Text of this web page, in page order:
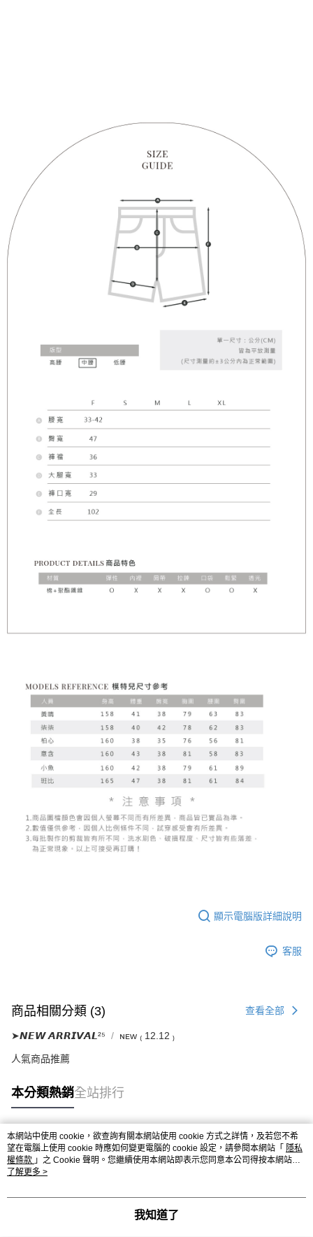
顯示電腦版詳細說明
客服
商品相關分類 (3) 查看全部
➤𝙉𝙀𝙒 𝘼𝙍𝙍𝙄𝙑𝘼𝙇²⁵ ɴᴇᴡ ₍ 12.12 ₎
人氣商品推薦
本分類熱銷全站排行
熱門標籤
本網站中使用 cookie，欲查詢有關本網站使用 cookie 方式之詳情，及若您不希
望在電腦上使用 cookie 時應如何變更電腦的 cookie 設定，請參閱本網站「 隱私
權條款 」之 Cookie 聲明。您繼續使用本網站即表示您同意本公司得按本網站使
用條款之 Cookie 聲明使用 cookie。
了解更多 >
我知道了